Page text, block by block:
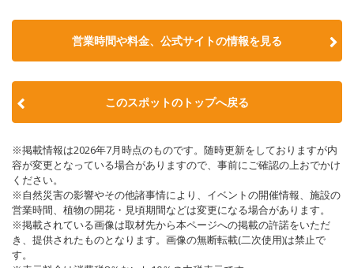
営業時間や料金、公式サイトの情報を見る
このスポットのトップへ戻る
※掲載情報は2026年7月時点のものです。随時更新をしておりますが内
容が変更となっている場合がありますので、事前にご確認の上おでかけ
ください。
※自然災害の影響やその他諸事情により、イベントの開催情報、施設の
営業時間、植物の開花・見頃期間などは変更になる場合があります。
※掲載されている画像は取材先から本ページへの掲載の許諾をいただ
き、提供されたものとなります。画像の無断転載(二次使用)は禁止で
す。